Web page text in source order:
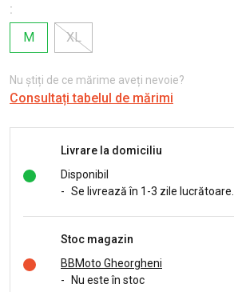
:
M
XL
Nu știți de ce mărime aveți nevoie?
Consultați tabelul de mărimi
Livrare la domiciliu
Disponibil
- Se livrează în 1-3 zile lucrătoare.
Stoc magazin
BBMoto Gheorgheni
-
Nu este în stoc